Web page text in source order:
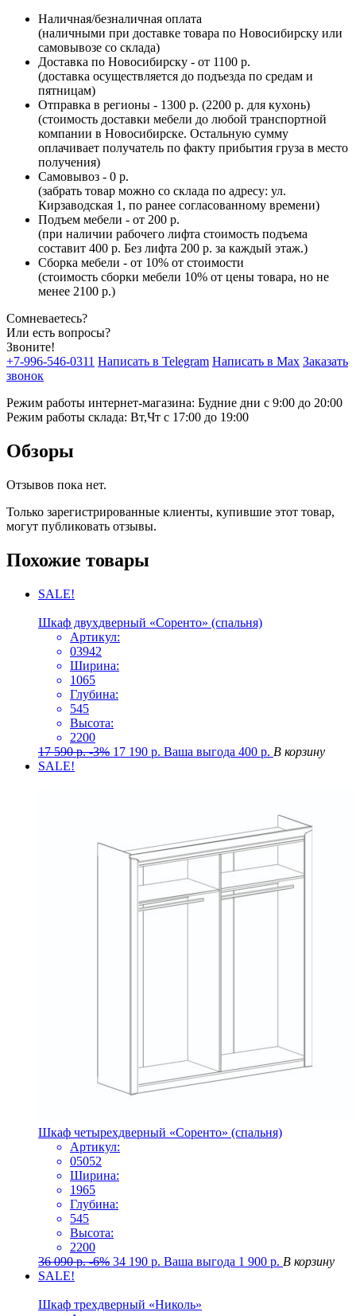
Наличная/безналичная оплата
(наличными при доставке товара по Новосибирску или
самовывозе со склада)
Доставка по Новосибирску - от 1100 р.
(доставка осуществляется до подъезда по средам и
пятницам)
Отправка в регионы - 1300 р. (2200 р. для кухонь)
(стоимость доставки мебели до любой транспортной
компании в Новосибирске. Остальную сумму
оплачивает получатель по факту прибытия груза в место
получения)
Самовывоз - 0 р.
(забрать товар можно со склада по адресу: ул.
Кирзаводская 1, по ранее согласованному времени)
Подъем мебели - от 200 р.
(при наличии рабочего лифта стоимость подъема
составит 400 р. Без лифта 200 р. за каждый этаж.)
Сборка мебели - от 10% от стоимости
(стоимость сборки мебели 10% от цены товара, но не
менее 2100 р.)
Сомневаетесь?
Или есть вопросы?
Звоните!
+7-996-546-0311 Написать в Telegram Написать в Max Заказать
звонок
Режим работы интернет-магазина: Будние дни с 9:00 до 20:00
Режим работы склада: Вт,Чт с 17:00 до 19:00
Обзоры
Отзывов пока нет.
Только зарегистрированные клиенты, купившие этот товар,
могут публиковать отзывы.
Похожие товары
SALE!
Шкаф двухдверный «Соренто» (спальня)
Артикул:
03942
Ширина:
1065
Глубина:
545
Высота:
2200
17 590р. -3% 17 190 р. Ваша выгода 400 р. В корзину
SALE!
Шкаф четырехдверный «Соренто» (спальня)
Артикул:
05052
Ширина:
1965
Глубина:
545
Высота:
2200
36 090р. -6% 34 190 р. Ваша выгода 1 900 р. В корзину
SALE!
Шкаф трехдверный «Николь»